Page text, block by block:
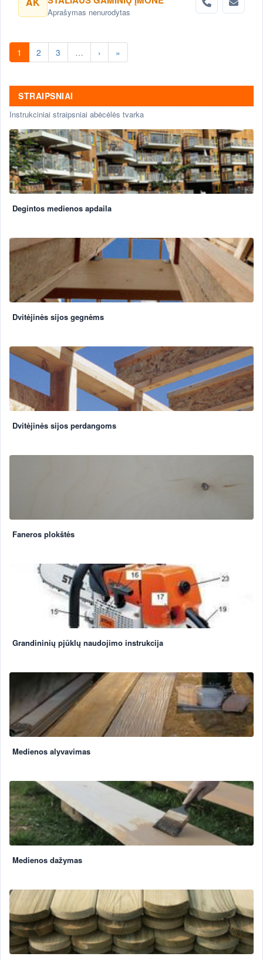
Aprašymas nenurodytas
1 2 3 … › »
STRAIPSNIAI
Instrukciniai straipsniai abėcėlės tvarka
Degintos medienos apdaila
Dvitėjinės sijos gegnėms
Dvitėjinės sijos perdangoms
Faneros plokštės
Grandininių pjūklų naudojimo instrukcija
Medienos alyvavimas
Medienos dažymas